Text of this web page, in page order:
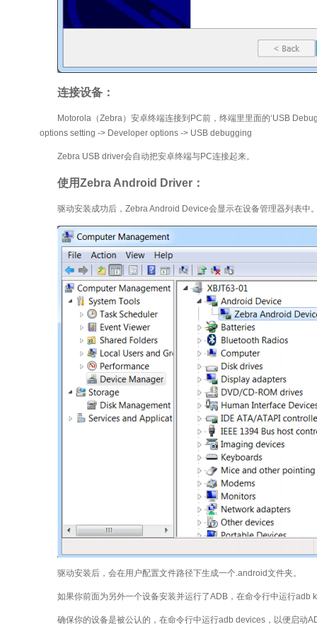
连接设备：
Motorola（Zebra）安卓终端连接到PC前，终端里里面的‘USB
options setting -> Developer options -> USB debugging
Zebra USB driver会自动把安卓终端与PC连接起来。
使用Zebra Android Driver：
驱动安装成功后，Zebra Android Device会显示在设备管理器列表中
驱动安装后，会在用户配置文件路径下生成一个.android文件夹。
如果你前面为另外一个设备安装并运行了ADB，在命令行中运行adb
确保你的设备是被公认的，在命令行中运行adb devices，以便启动